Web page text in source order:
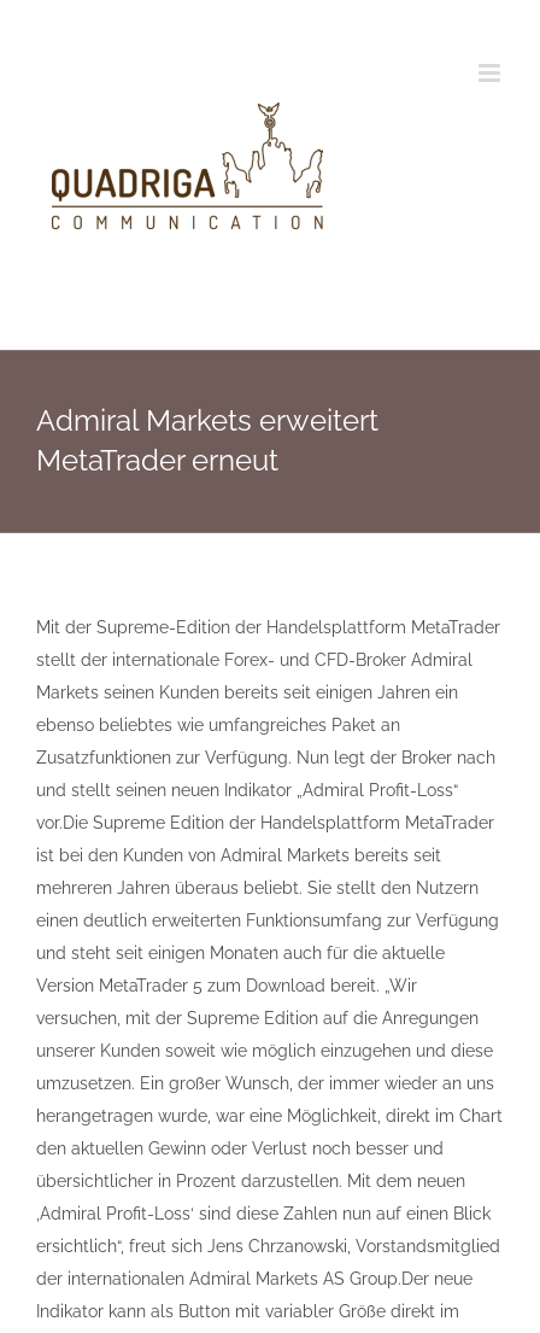
Admiral Markets erweitert
MetaTrader erneut
Mit der Supreme-Edition der Handelsplattform MetaTrader
stellt der internationale Forex- und CFD-Broker Admiral
Markets seinen Kunden bereits seit einigen Jahren ein
ebenso beliebtes wie umfangreiches Paket an
Zusatzfunktionen zur Verfügung. Nun legt der Broker nach
und stellt seinen neuen Indikator „Admiral Profit-Loss“
vor.Die Supreme Edition der Handelsplattform MetaTrader
ist bei den Kunden von Admiral Markets bereits seit
mehreren Jahren überaus beliebt. Sie stellt den Nutzern
einen deutlich erweiterten Funktionsumfang zur Verfügung
und steht seit einigen Monaten auch für die aktuelle
Version MetaTrader 5 zum Download bereit. „Wir
versuchen, mit der Supreme Edition auf die Anregungen
unserer Kunden soweit wie möglich einzugehen und diese
umzusetzen. Ein großer Wunsch, der immer wieder an uns
herangetragen wurde, war eine Möglichkeit, direkt im Chart
den aktuellen Gewinn oder Verlust noch besser und
übersichtlicher in Prozent darzustellen. Mit dem neuen
‚Admiral Profit-Loss‘ sind diese Zahlen nun auf einen Blick
ersichtlich“, freut sich Jens Chrzanowski, Vorstandsmitglied
der internationalen Admiral Markets AS Group.Der neue
Indikator kann als Button mit variabler Größe direkt im